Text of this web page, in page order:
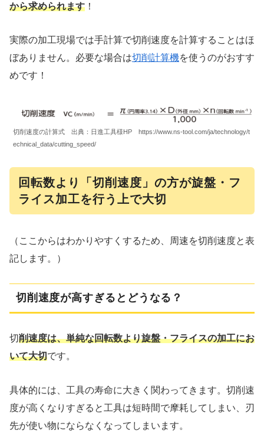
から求められます ！
実際の加工現場では手計算で切削速度を計算することはほ
ぼありません。必要な場合は切削計算機を使うのがおすす
めです！
切削速度の計算式 出典：日進工具様HP https://www.ns-tool.com/ja/technology/t
echnical_data/cutting_speed/
回転数より「切削速度」の方が旋盤・フ
ライス加工を行う上で大切
（ここからはわかりやすくするため、周速を切削速度と表
記します。）
切削速度が高すぎるとどうなる？
切削速度は、単純な回転数より旋盤・フライスの加工にお
いて大切です。
具体的には、工具の寿命に大きく関わってきます。切削速
度が高くなりすぎると工具は短時間で摩耗してしまい、刃
先が使い物にならなくなってしまいます。